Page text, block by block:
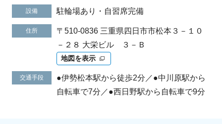
設備 駐輪場あり・自習席完備
住所
〒510-0836 三重県四日市市松本３－１０
－２８ 大栄ビル ３－Ｂ
地図を表示
交通手段
●伊勢松本駅から徒歩2分／●中川原駅から
自転車で7分／●西日野駅から自転車で9分